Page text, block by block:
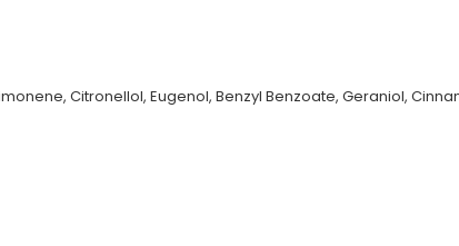
Citronellol, Eugenol, Benzyl Benzoate, Geraniol,